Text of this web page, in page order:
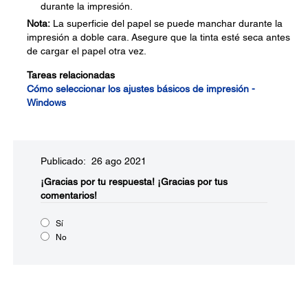
durante la impresión.
Nota: La superficie del papel se puede manchar durante la
impresión a doble cara. Asegure que la tinta esté seca antes
de cargar el papel otra vez.
Tareas relacionadas
Cómo seleccionar los ajustes básicos de impresión -
Windows
Publicado: 26 ago 2021
¡Gracias por tu respuesta! ¡Gracias por tus
comentarios!
Sí
No